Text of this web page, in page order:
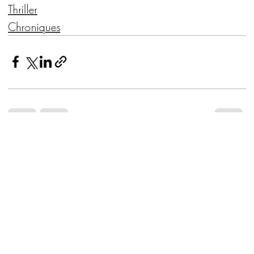
Thriller
Chroniques